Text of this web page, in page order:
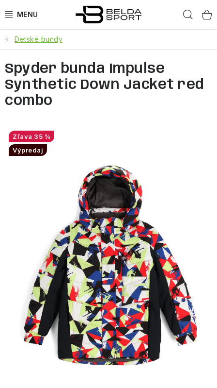
na
ŠPORTY
BEH
BOGNER
OBLEČENIE
Vrátenie a výmena Doprava a platba
Moja objednávka
Detské bundy
Spyder bunda Impulse
Synthetic Down Jacket red
combo
35 %
Výpredaj